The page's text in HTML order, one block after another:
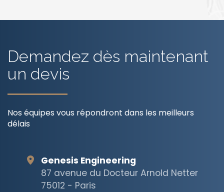
Demandez dès maintenant
un devis
Nos équipes vous répondront dans les meilleurs
délais
Genesis Engineering
87 avenue du Docteur Arnold Netter
75012 - Paris